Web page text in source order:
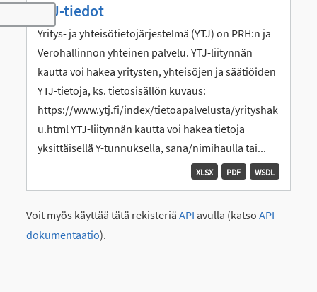
Toggle navigation
YTJ-tiedot
Yritys- ja yhteisötietojärjestelmä (YTJ) on PRH:n ja
Verohallinnon yhteinen palvelu. YTJ-liitynnän
kautta voi hakea yritysten, yhteisöjen ja säätiöiden
YTJ-tietoja, ks. tietosisällön kuvaus:
https://www.ytj.fi/index/tietoapalvelusta/yrityshak
u.html YTJ-liitynnän kautta voi hakea tietoja
yksittäisellä Y-tunnuksella, sana/nimihaulla tai...
WSDL
PDF
XLSX
Voit myös käyttää tätä rekisteriä API avulla (katso API-
dokumentaatio).